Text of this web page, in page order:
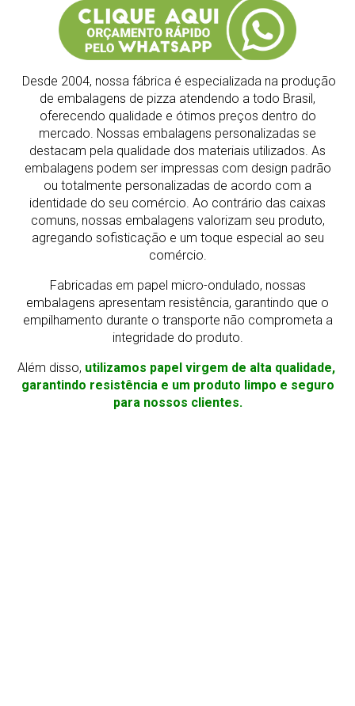
Desde 2004, nossa fábrica é especializada na produção
de embalagens de pizza atendendo a todo Brasil,
oferecendo qualidade e ótimos preços dentro do
mercado. Nossas embalagens personalizadas se
destacam pela qualidade dos materiais utilizados. As
embalagens podem ser impressas com design padrão
ou totalmente personalizadas de acordo com a
identidade do seu comércio. Ao contrário das caixas
comuns, nossas embalagens valorizam seu produto,
agregando sofisticação e um toque especial ao seu
comércio.
Fabricadas em papel micro-ondulado, nossas
embalagens apresentam resistência, garantindo que o
empilhamento durante o transporte não comprometa a
integridade do produto.
Além disso, utilizamos papel virgem de alta qualidade,
garantindo resistência e um produto limpo e seguro
para nossos clientes.